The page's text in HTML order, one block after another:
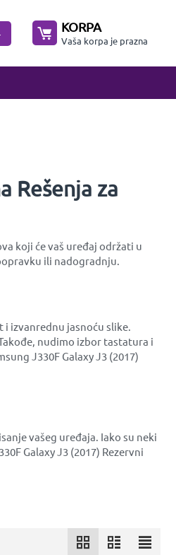
KORPA
Vaša korpa je prazna
Rešenja za
koji će vaš uređaj održati u
ili nadogradnju.
i izvanrednu jasnoću slike.
nudimo izbor tastatura i
J330F Galaxy J3 (2017)
vašeg uređaja. Iako su neki
Galaxy J3 (2017) Rezervni